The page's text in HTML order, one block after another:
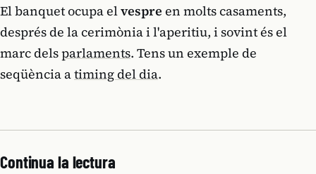
El banquet ocupa elvespre en molts casaments,
després de la cerimònia i l'aperitiu, i sovint és el
marc delsparlaments. Tens un exemple de
seqüència atiming del dia.
Continua la lectura